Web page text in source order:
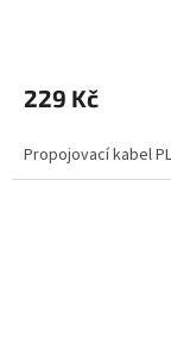
229 Kč
Propojovací kabel